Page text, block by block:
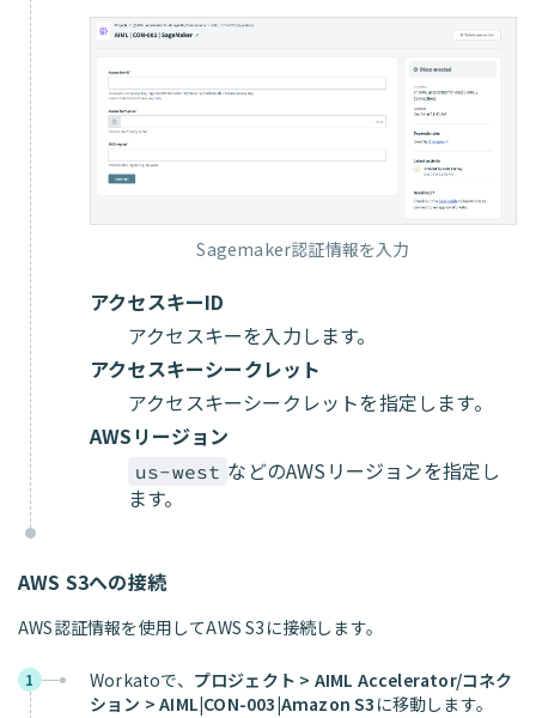
Sagemaker認証情報を入力
アクセスキーID
アクセスキーを入力します。
アクセスキーシークレット
アクセスキーシークレットを指定します。
AWSリージョン
us-west などのAWSリージョンを指定し
ます。
AWS S3への接続
AWS認証情報を使用してAWS S3に接続します。
1 Workatoで、 プロジェクト > AIML Accelerator/コネク
ション > AIML|CON-003|Amazon S3 に移動します。